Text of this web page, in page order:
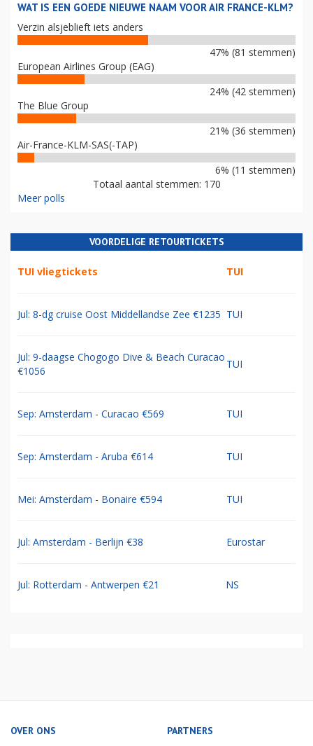
WAT IS EEN GOEDE NIEUWE NAAM VOOR AIR FRANCE-KLM?
Verzin alsjeblieft iets anders
47% (81 stemmen)
European Airlines Group (EAG)
24% (42 stemmen)
The Blue Group
21% (36 stemmen)
Air-France-KLM-SAS(-TAP)
6% (11 stemmen)
Totaal aantal stemmen: 170
Meer polls
VOORDELIGE RETOURTICKETS
TUI vliegtickets TUI
Jul: 8-dg cruise Oost Middellandse Zee €1235 TUI
Jul: 9-daagse Chogogo Dive & Beach Curacao
€1056
TUI
Sep: Amsterdam - Curacao €569 TUI
Sep: Amsterdam - Aruba €614 TUI
Mei: Amsterdam - Bonaire €594 TUI
Jul: Amsterdam - Berlijn €38 Eurostar
Jul: Rotterdam - Antwerpen €21 NS
OVER ONS PARTNERS